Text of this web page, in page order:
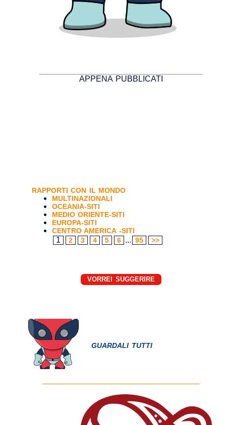
APPENA PUBBLICATI
RAPPORTI CON IL MONDO
MULTINAZIONALI
OCEANIA-SITI
MEDIO ORIENTE-SITI
EUROPA-SITI
CENTRO AMERICA -SITI
1 2 3 4 5 6 ... 95 >>
VORREI SUGGERIRE
GUARDALI TUTTI